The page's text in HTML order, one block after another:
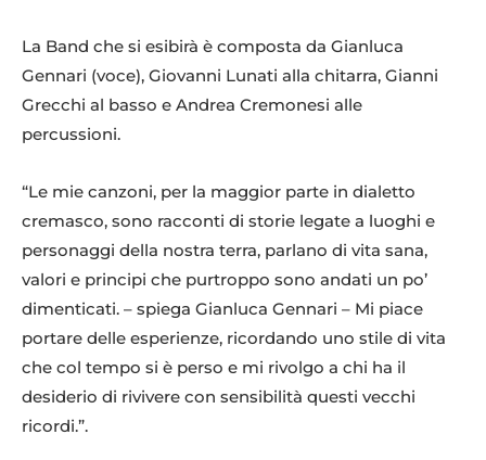
La Band che si esibirà è composta da Gianluca
Gennari (voce), Giovanni Lunati alla chitarra, Gianni
Grecchi al basso e Andrea Cremonesi alle
percussioni.
“Le mie canzoni, per la maggior parte in dialetto
cremasco, sono racconti di storie legate a luoghi e
personaggi della nostra terra, parlano di vita sana,
valori e principi che purtroppo sono andati un po’
dimenticati. – spiega Gianluca Gennari – Mi piace
portare delle esperienze, ricordando uno stile di vita
che col tempo si è perso e mi rivolgo a chi ha il
desiderio di rivivere con sensibilità questi vecchi
ricordi.”.